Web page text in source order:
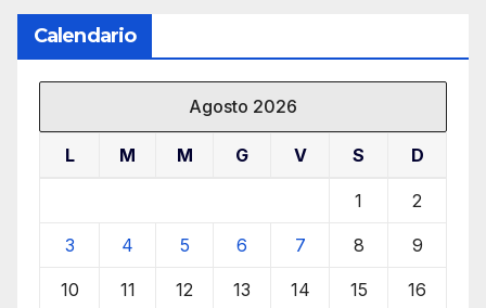
Calendario
Agosto 2026
L M M G V S D
1 2
3 4 5 6 7 8 9
10 11 12 13 14 15 16